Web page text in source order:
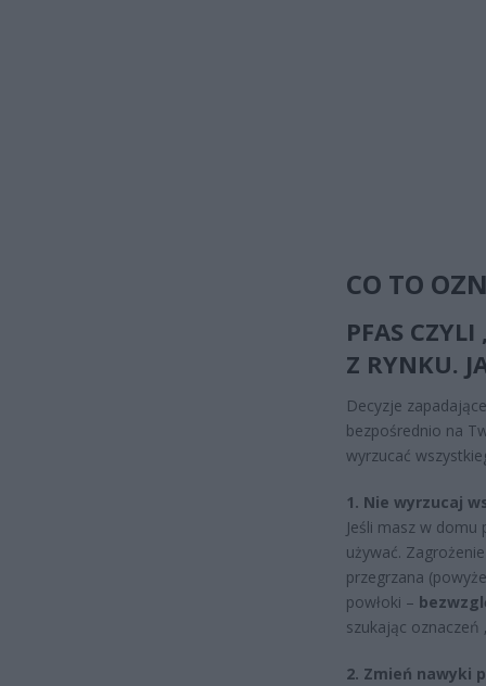
CO TO
PFAS
Z RYNKU.
Decyzje
bezpośrednio na
wyrzucać
1. Nie wyrzucaj
Jeśli masz w
używać.
przegrzana
powłoki –
szukając oznaczeń
2. Zmień nawyki